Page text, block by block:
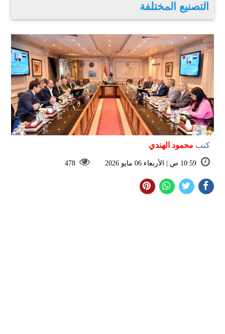
التصنيع المختلفة
كتب محمود الهندي
10:59 ص | الأربعاء 06 مايو 2026 478